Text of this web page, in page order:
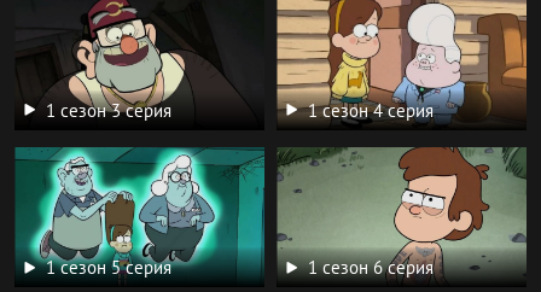
1 сезон 3 серия 1 сезон 4 серия
1 сезон 5 серия 1 сезон 6 серия